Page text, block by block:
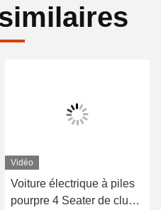
Vidéo
Voiture électrique à piles
pourpre 4 Seater de club